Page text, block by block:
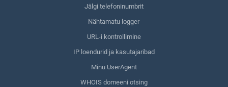
Jälgi telefoninumbrit
Nähtamatu logger
URL-i kontrollimine
IP loendurid ja kasutajaribad
Minu UserAgent
WHOIS domeeni otsing